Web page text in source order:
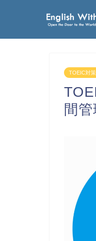
TOEIC対策
間